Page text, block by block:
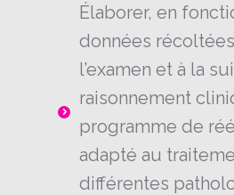
Élaborer, en
données
l’examen et à la
raisonnement
programme de
adapté au
différentes